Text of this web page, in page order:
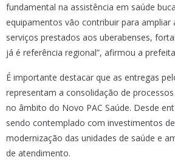
fundamental na assistência em saúde
equipamentos vão contribuir para ampliar
serviços prestados aos uberabenses,
já é referência regional”, afirmou a
É importante destacar que as entregas
representam a consolidação de
no âmbito do Novo PAC Saúde. Desde
sendo contemplado com investimentos
modernização das unidades de saúde e
de atendimento.